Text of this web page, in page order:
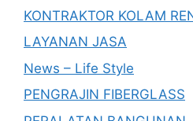
KONTRAKTOR KOLAM
LAYANAN JASA
News – Life Style
PENGRAJIN FIBERGLASS